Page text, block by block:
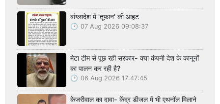
बांग्लादेश में 'तूफान' की आहट
07 Aug 2026 09:08:37
मेटा टीम से पूछ रही सरकार- क्या कंपनी देश के कानूनों
का पालन कर रही है?
06 Aug 2026 17:47:45
केजरीवाल का दावा- केंद्र डीजल में भी एथनॉल मिलाने